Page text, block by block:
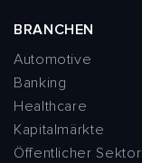
BRANCHEN
Automotive
Banking
Healthcare
Kapitalmärkte
Öffentlicher Sektor